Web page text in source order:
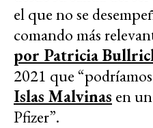
el que no se
comando más
por Patricia
2021 que “podríamos
Islas Malvinas en
Pfizer”.